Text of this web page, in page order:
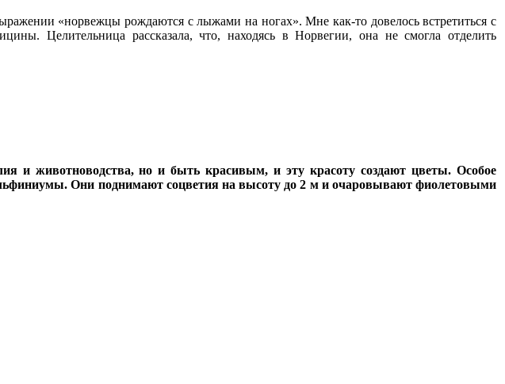
«норвежцы рождаются с лыжами на ногах». Мне как-то довелось встретиться с
Целительница рассказала, что, находясь в Норвегии, она не смогла отделить
и животноводства, но и быть красивым, и эту красоту создают цветы. Особое
Они поднимают соцветия на высоту до 2 м и очаровывают фиолетовыми